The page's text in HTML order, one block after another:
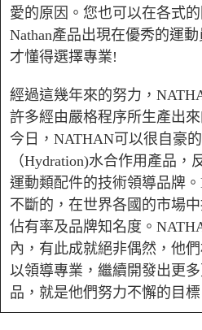
愛的原因。您也可以在各式
Nathan產品出現在優秀的運
才懂得選擇專業!
經過這幾年來的努力，
許多經由嚴格程序所生產出
今日，NATHAN可以很自豪
（Hydration)水合作用產品，
運動類配件的技術領導品牌
不斷的，在世界各國的市場
佔有率及品牌知名度。
內，有此成就絕非偶然，他
以領導專業，繼續開發出更
品，就是他們努力不懈的目標